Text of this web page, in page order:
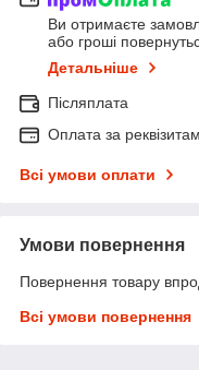
Ви отримаєте
або гроші
Детальніше
Післяплата
Оплата за
Всі умови оплати
Умови повернення
Повернення товару
Всі умови повернення